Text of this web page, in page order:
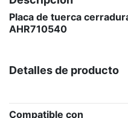
Placa de tuerca
AHR710540
Detalles de producto
Compatible con